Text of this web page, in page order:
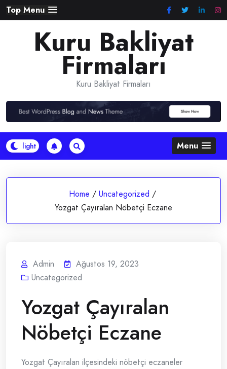
Skip
to
Top Menu
Kuru Bakliyat
Firmaları
Kuru Bakliyat Firmaları
Menu
Home / Uncategorized /
Yozgat Çayıralan Nöbetçi Eczane
Admin
Ağustos 19, 2023
Uncategorized
Yozgat Çayıralan
Nöbetçi Eczane
Yozgat Çayıralan ilçesindeki nöbetçi eczaneler